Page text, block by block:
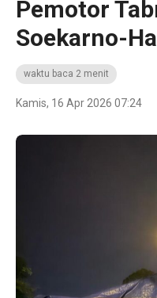
Pemotor
Soekarno-
waktu baca 2 menit
Kamis, 16 Apr 2026 07:24